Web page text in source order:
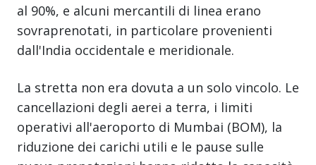
al 90%, e alcuni mercantili di linea erano
sovraprenotati, in particolare provenienti
dall'India occidentale e meridionale.
La stretta non era dovuta a un solo vincolo. Le
cancellazioni degli aerei a terra, i limiti
operativi all'aeroporto di Mumbai (BOM), la
riduzione dei carichi utili e le pause sulle